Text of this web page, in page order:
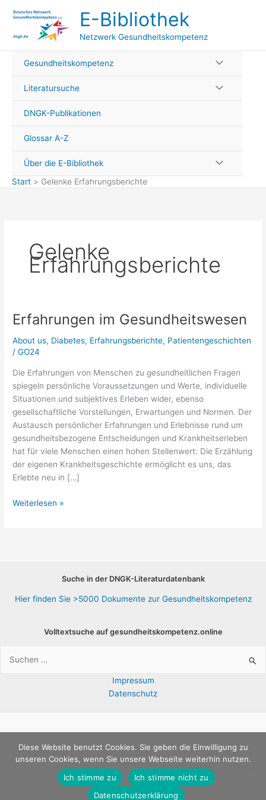
Inhalt
E-Bibliothek
Netzwerk Gesundheitskompetenz
Gesundheitskompetenz
Literatursuche
DNGK-Publikationen
Glossar A-Z
Über die E-Bibliothek
Start
Gelenke Erfahrungsberichte
Gelenke
Erfahrungsberichte
Erfahrungen im Gesundheitswesen
About us, Diabetes, Erfahrungsberichte, Patientengeschichten
/GO24
Die Erfahrungen von Menschen zu gesundheitlichen Fragen
spiegeln persönliche Voraussetzungen und Werte, individuelle
Situationen und subjektives Erleben wider, ebenso
gesellschaftliche Vorstellungen, Erwartungen und Normen. Der
Austausch persönlicher Erfahrungen und Erlebnisse rund um
gesundheitsbezogene Entscheidungen und Krankheitserleben
hat für viele Menschen einen hohen Stellenwert: Die Erzählung
der eigenen Krankheitsgeschichte ermöglicht es uns, das
Erlebte neu in […]
Erfahrungen
Weiterlesen »
Suche in der DNGK-Literaturdatenbank
Hier finden Sie >5000 Dokumente zur Gesundheitskompetenz
Volltextsuche auf gesundheitskompetenz.online
nach:
Impressum
Datenschutz
Copyright © 2026 E-Bibliothek |Deutsches Netzwerk
Gesundheitskompetenz e.V.
Diese Website benutzt Cookies. Sie geben die Einwilligung zu
unseren Cookies, wenn Sie unsere Webseite weiterhin nutzen.
Ich stimme zu
Ich stimme nicht zu
Datenschutzerklärung